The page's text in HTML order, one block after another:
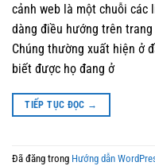
cảnh web là một chuỗi các
dàng điều hướng trên
Chúng thường xuất hiện ở
biết được họ đang ở
TIẾP TỤC ĐỌC →
Đã đăng trong Hướng dẫn